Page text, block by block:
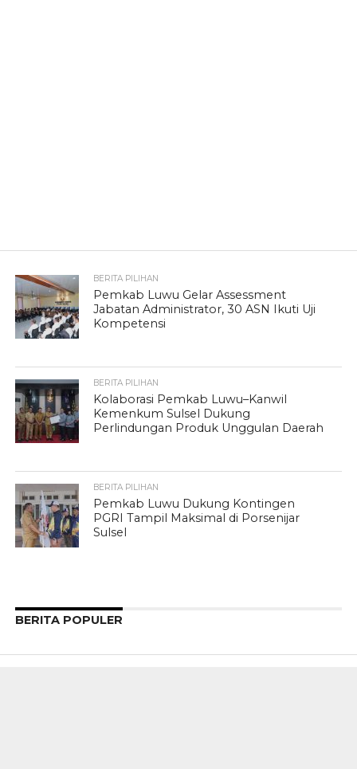
BERITA PILIHAN
Pemkab Luwu Gelar Assessment
Jabatan Administrator, 30 ASN Ikuti Uji
Kompetensi
BERITA PILIHAN
Kolaborasi Pemkab Luwu–Kanwil
Kemenkum Sulsel Dukung
Perlindungan Produk Unggulan Daerah
BERITA PILIHAN
Pemkab Luwu Dukung Kontingen
PGRI Tampil Maksimal di Porsenijar
Sulsel
BERITA POPULER